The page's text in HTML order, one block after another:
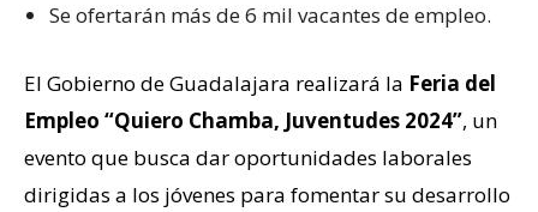
Se ofertarán más de 6 mil vacantes de empleo.
El Gobierno de Guadalajara realizará la Feria del
Empleo “Quiero Chamba, Juventudes 2024”, un
evento que busca dar oportunidades laborales
dirigidas a los jóvenes para fomentar su desarrollo